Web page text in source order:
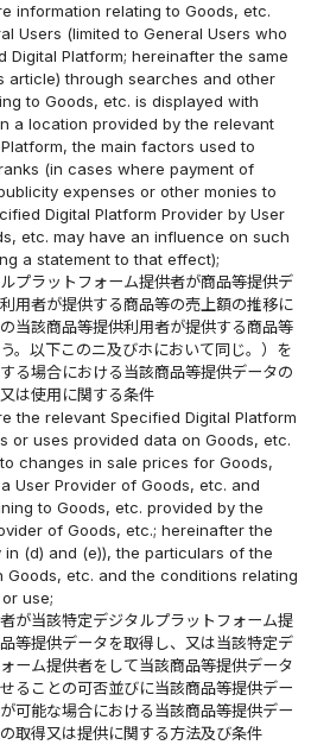
information relating to Goods, etc.
Users (limited to General Users who
Digital Platform; hereinafter the same
article) through searches and other
to Goods, etc. is displayed with
a location provided by the relevant
the main factors used to
(in cases where payment of
expenses or other monies to
Digital Platform Provider by User
etc. may have an influence on such
a statement to that effect);
プラットフォーム提供者が商品等提供デ
用者が提供する商品等の売上額の推移に
当該商品等提供利用者が提供する商品等
。以下このニ及びホにおいて同じ。）を
る場合における当該商品等提供データの
は使用に関する条件
the relevant Specified Digital Platform
or uses provided data on Goods, etc.
changes in sale prices for Goods,
User Provider of Goods, etc. and
to Goods, etc. provided by the
of Goods, etc.; hereinafter the
in (d) and (e)), the particulars of the
Goods, etc. and the conditions relating
use;
が当該特定デジタルプラットフォーム提
等提供データを取得し、又は当該特定デ
ーム提供者をして当該商品等提供データ
ることの可否並びに当該商品等提供デー
可能な場合における当該商品等提供デー
取得又は提供に関する方法及び条件